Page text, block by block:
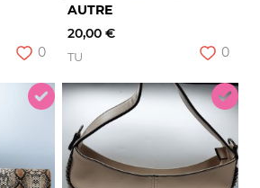
0
AUTRE
20,00 €
TU 0